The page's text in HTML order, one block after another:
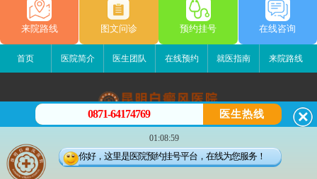
来院路线 图文问诊 预约挂号 在线咨询
首页 医院简介 医生团队 在线预约 就医指南 来院路线
昆明白癜风医院
昆明市五华区护国路2号
版权所有：昆明白癜风医院
联系电话：0871-64174769
0871-64174769 医生热线
01:08:59
你好，这里是医院预约挂号平台，在线为您服务！